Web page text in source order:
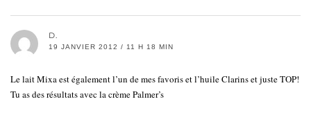
D.
19 JANVIER 2012 / 11 H 18 MIN
Le lait Mixa est également l’un de mes favoris et l’huile Clarins et juste TOP!
Tu as des résultats avec la crème Palmer’s